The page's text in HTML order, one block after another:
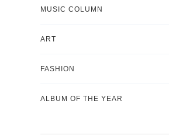
MUSIC COLUMN
ART
FASHION
ALBUM OF THE YEAR